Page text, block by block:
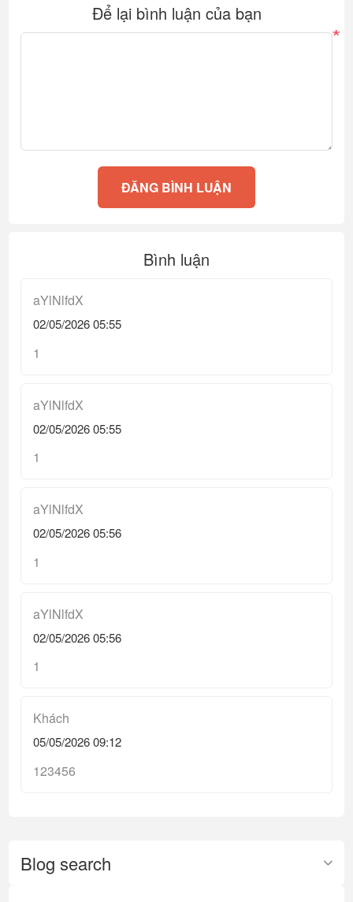
Blog search
Để lại bình luận của bạn
*
ĐĂNG BÌNH LUẬN
Bình luận
aYlNlfdX
02/05/2026 05:55
1
aYlNlfdX
02/05/2026 05:55
1
aYlNlfdX
02/05/2026 05:56
1
aYlNlfdX
02/05/2026 05:56
1
Khách
05/05/2026 09:12
123456